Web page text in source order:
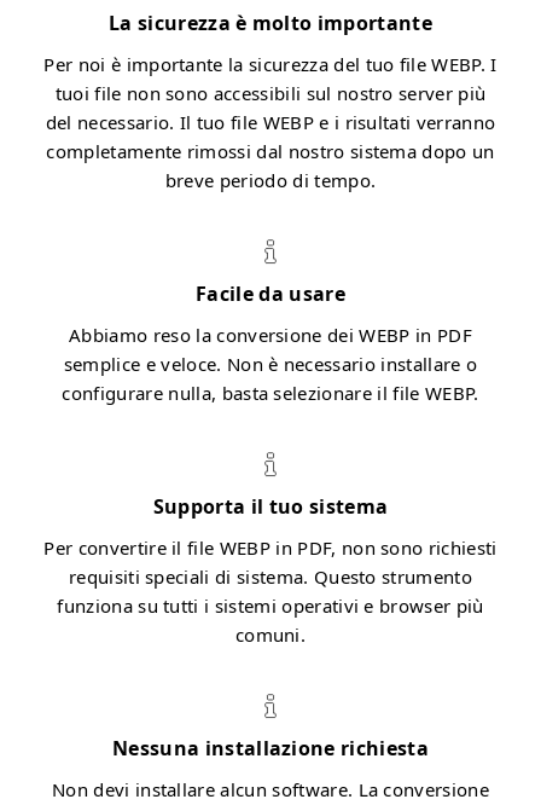
La sicurezza è molto importante
Per noi è importante la sicurezza del tuo file WEBP. I
tuoi file non sono accessibili sul nostro server più
del necessario. Il tuo file WEBP e i risultati verranno
completamente rimossi dal nostro sistema dopo un
breve periodo di tempo.
Facile da usare
Abbiamo reso la conversione dei WEBP in PDF
semplice e veloce. Non è necessario installare o
configurare nulla, basta selezionare il file WEBP.
Supporta il tuo sistema
Per convertire il file WEBP in PDF, non sono richiesti
requisiti speciali di sistema. Questo strumento
funziona su tutti i sistemi operativi e browser più
comuni.
Nessuna installazione richiesta
Non devi installare alcun software. La conversione